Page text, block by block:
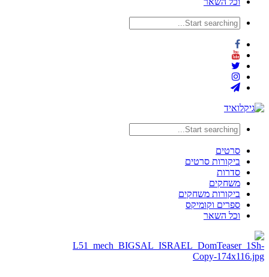
סרטים
ביקורות סרטים
סדרות
משחקים
ביקורות משחקים
ספרים וקומיקס
וכל השאר